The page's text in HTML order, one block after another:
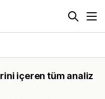
içeren tüm analiz